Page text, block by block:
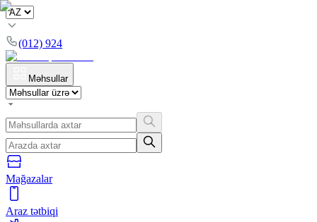
(012) 924
Məhsullar
Mağazalar
Araz tətbiqi